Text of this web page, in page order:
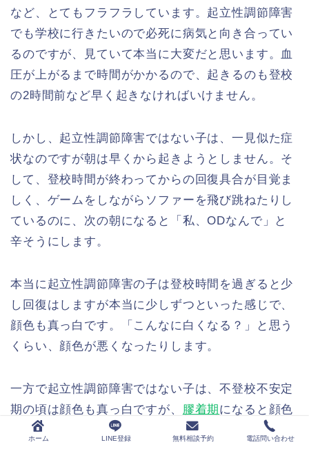
など、とてもフラフラしています。起立性調節障害
でも学校に行きたいので必死に病気と向き合ってい
るのですが、見ていて本当に大変だと思います。血
圧が上がるまで時間がかかるので、起きるのも登校
の2時間前など早く起きなければいけません。
しかし、起立性調節障害ではない子は、一見似た症
状なのですが朝は早くから起きようとしません。そ
して、登校時間が終わってからの回復具合が目覚ま
しく、ゲームをしながらソファーを飛び跳ねたりし
ているのに、次の朝になると「私、ODなんで」と
辛そうにします。
本当に起立性調節障害の子は登校時間を過ぎると少
し回復はしますが本当に少しずつといった感じで、
顔色も真っ白です。「こんなに白くなる？」と思う
くらい、顔色が悪くなったりします。
一方で起立性調節障害ではない子は、不登校不安定
期の頃は顔色も真っ白ですが、 膠着期 になると顔色
も良くなります。朝でも顔色は良いのに、起きられ
ホーム LINE登録 無料相談予約 電話問い合わせ